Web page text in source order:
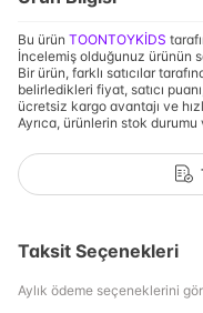
Bu ürün TOONTOYKİDS
İncelemiş olduğunuz ürünün
Bir ürün, farklı satıcılar
belirledikleri fiyat, satıcı
ücretsiz kargo avantajı ve
Ayrıca, ürünlerin stok
Taksit Seçenekleri
Aylık ödeme seçeneklerini